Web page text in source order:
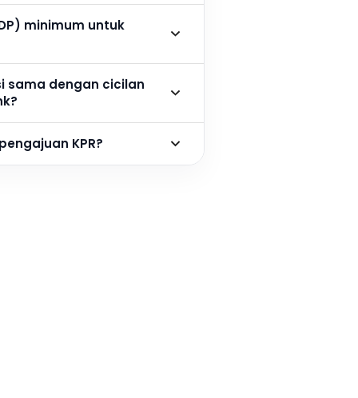
minimum untuk
sama dengan cicilan
KPR?